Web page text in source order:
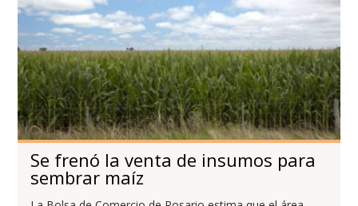
Se frenó la venta de insumos para
sembrar maíz